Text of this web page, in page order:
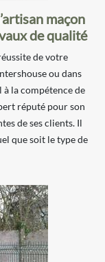
maçon
de qualité
de votre
ou dans
la compétence de
réputé pour son
de ses clients. Il
que soit le type de